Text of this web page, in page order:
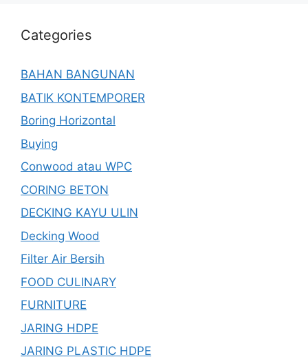
Categories
BAHAN BANGUNAN
BATIK KONTEMPORER
Boring Horizontal
Buying
Conwood atau WPC
CORING BETON
DECKING KAYU ULIN
Decking Wood
Filter Air Bersih
FOOD CULINARY
FURNITURE
JARING HDPE
JARING PLASTIC HDPE